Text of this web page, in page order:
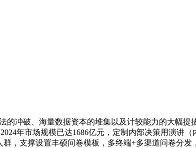
冲破、海量数据资本的堆集以及计较能力的大幅提
年市场规模已达1686亿元，定制内部决策用演讲
，支撑设置丰硕问卷模板，多终端+多渠道问卷分